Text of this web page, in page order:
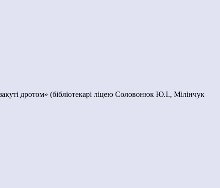
дротом» (бібліотекарі ліцею Соловонюк Ю.І., Мілінчук